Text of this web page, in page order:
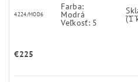
4224/MOD6
Farba:
Modrá
Veľkosť: 5 (1
€225